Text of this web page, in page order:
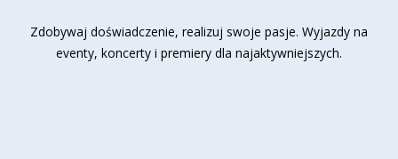
Zdobywaj doświadczenie, realizuj swoje pasje. Wyjazdy na
eventy, koncerty i premiery dla najaktywniejszych.